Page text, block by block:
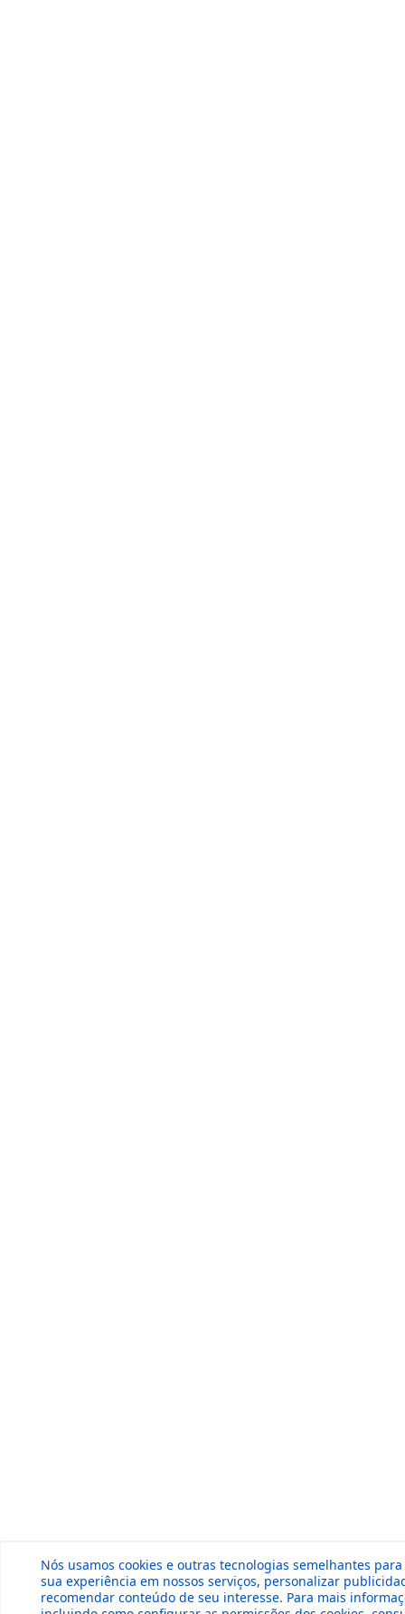
Nós usamos cookies e outras tecnologias semelhantes
sua experiência em nossos serviços, personalizar
recomendar conteúdo de seu interesse. Para mais